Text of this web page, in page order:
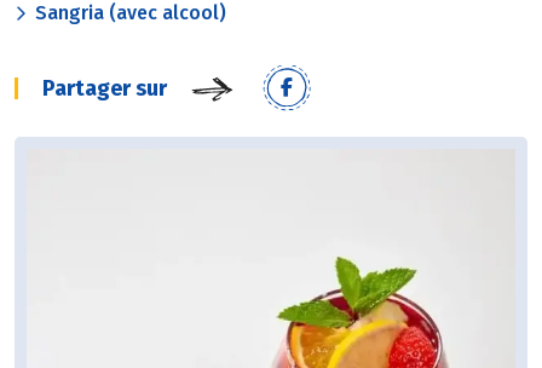
Sangria (avec alcool)
Partager sur